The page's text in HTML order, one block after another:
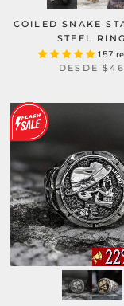
COILED SNAKE
STEEL RING
157
DESDE$46